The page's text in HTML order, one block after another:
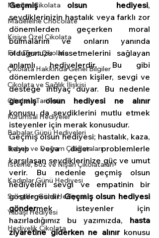
Madlen Çikolata
Madeleine Chocolate
Kişiye Özel Çikolata
Fit / Diyet Çikolata
Çikolata Hakkında Genel Bilgiler
Çikolata ve Sağlık İlişkisi
Çikolata Tarifleri
Kurumsal Hediyeler
Babalar Günü Hediyeleri
Bebek ve Doğum Çikolataları
İsteme, Söz ve Nişan Çikolataları
Kadınlar Günü Hediyesi
Sevgililer Günü Hediyesi
Yılbaşı Hediyesi
Hediyelik Çikolata
Geçmiş olsun hediyesi,
sevdiklerinizin hastalık veya farklı zor
dönemlerden geçerken moral
bulmalarını ve onların yanında
olduğunuzu hissetmelerini sağlayan
anlamlı hediyelerdir. Bu gibi
dönemlerden geçen kişiler, sevgi ve
geçmiş olsun hediyesi ne alınır
konusu da sevdiklerini mutlu etmek
isteyenler için merak konusudur.
Geçmiş olsun hediyesi; hastalık, kaza,
kayıp veya diğer problemlerle
karşılaşan sevdiklerinize güç ve umut
verir. Bu nedenle geçmiş olsun
hediyeleri sevgi ve empatinin bir
göstergesidir. Geçmiş olsun hediyesi
göndermek isteyenler için
hazırladığımız bu yazımızda, hasta
ziyaretine giderken ne alınır konusu